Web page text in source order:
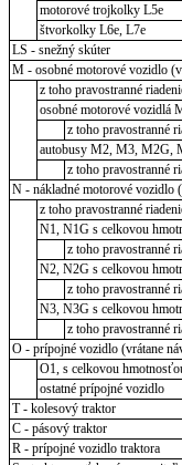
motorové trojkolky L5e
štvorkolky L6e, L7e
LS - snežný skúter
M - osobné motorové vozidlo
z toho pravostranné
osobné motorové vozidlá
z toho pravostranné
autobusy M2, M3, M2G,
z toho pravostranné
N - nákladné motorové vozidlo
z toho pravostranné
N1, N1G s celkovou
z toho pravostranné
N2, N2G s celkovou
z toho pravostranné
N3, N3G s celkovou
z toho pravostranné
O - prípojné vozidlo (vrátane
O1, s celkovou
ostatné prípojné vozidlo
T - kolesový traktor
C - pásový traktor
R - prípojné vozidlo traktora